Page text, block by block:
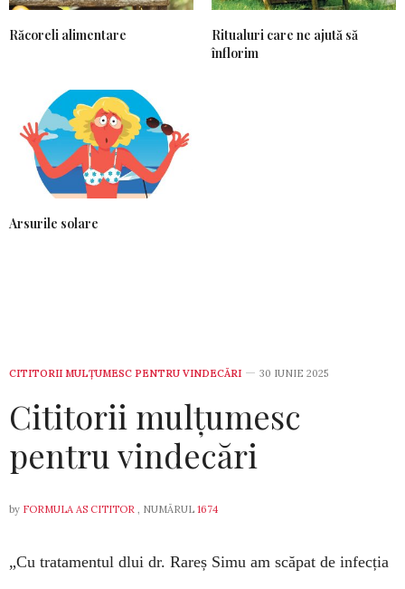
Răcoreli alimentare
Ritualuri care ne ajută să
înflorim
Arsurile solare
CITITORII MULȚUMESC PENTRU VINDECĂRI 30 IUNIE 2025
Cititorii mulțumesc
pentru vindecări
by FORMULA AS CITITOR , NUMĂRUL 1674
„Cu tratamentul dlui dr. Rareș Simu am scăpat de infecția